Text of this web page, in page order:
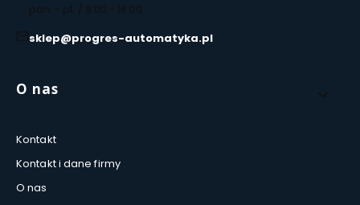
pon. - pt. / 8:00 - 16:00
sklep@progres-automatyka.pl
Linki w stopce
O nas
Kontakt
Kontakt i dane firmy
O nas